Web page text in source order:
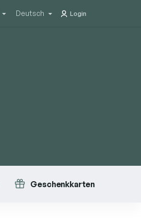
Deutsch Login
Geschenkkarten